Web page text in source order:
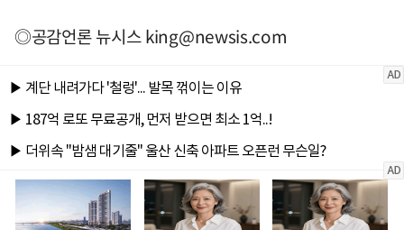
◎공감언론 뉴시스king@newsis.com